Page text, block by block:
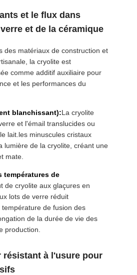
et le flux dans
et de la céramique
des matériaux de construction et
la cryolite est
comme additif auxiliaire pour
et les performances du
blanchissant):La cryolite
et l'émail translucides ou
lait.les minuscules cristaux
lumière de la cryolite, créant une
mate.
températures de
de cryolite aux glaçures en
lots de verre réduit
de fusion des
de la durée de vie des
production.
résistant à l'usure pour